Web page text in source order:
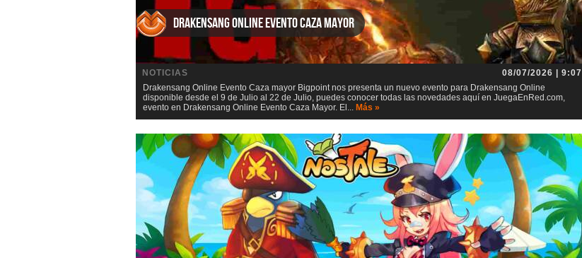
Drakensang Online Evento Caza mayor
NOTICIAS
08/07/2026 | 9:07
Drakensang Online Evento Caza mayor Bigpoint nos presenta un nuevo evento para Drakensang Online
disponible desde el 9 de Julio al 22 de Julio, puedes conocer todas las novedades aquí en JuegaEnRed.com,
evento en Drakensang Online Evento Caza Mayor. El... Más »